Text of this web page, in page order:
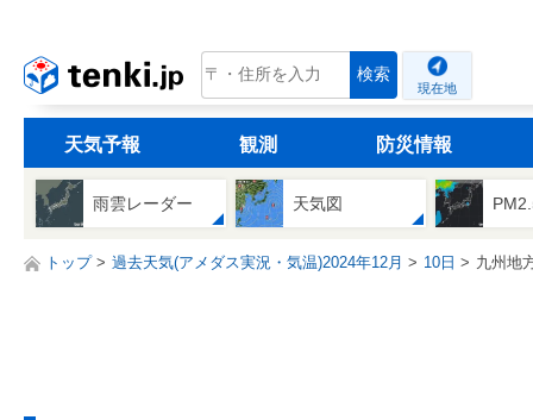
tenki.jp 検索
現在地
天気予報 観測 防災情報
雨雲レーダー 天気図
トップ 過去天気(アメダス実況・気温)2024年12月 10日 九州地